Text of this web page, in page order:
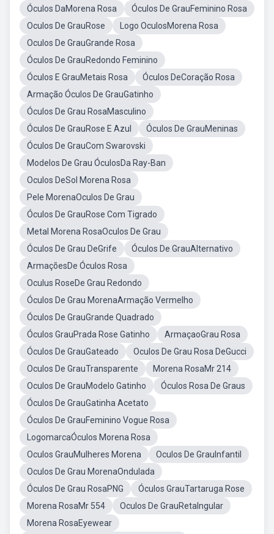
Óculos DaMorena Rosa
Óculos De GrauFeminino Rosa
Oculos De GrauRose
Logo OculosMorena Rosa
Oculos De GrauGrande Rosa
Óculos De GrauRedondo Feminino
Óculos E GrauMetais Rosa
Óculos DeCoração Rosa
Armação Óculos De GrauGatinho
Óculos De Grau RosaMasculino
Óculos De GrauRose E Azul
Óculos De GrauMeninas
Óculos De GrauCom Swarovski
Modelos De Grau ÓculosDa Ray-Ban
Oculos DeSol Morena Rosa
Pele MorenaOculos De Grau
Óculos De GrauRose Com Tigrado
Metal Morena RosaOculos De Grau
Óculos De Grau DeGrife
Óculos De GrauAlternativo
ArmaçõesDe Óculos Rosa
Oculus RoseDe Grau Redondo
Óculos De Grau MorenaArmação Vermelho
Óculos De GrauGrande Quadrado
Óculos GrauPrada Rose Gatinho
ArmaçaoGrau Rosa
Óculos De GrauGateado
Oculos De Grau Rosa DeGucci
Oculos De GrauTransparente
Morena RosaMr 214
Oculos De GrauModelo Gatinho
Óculos Rosa De Graus
Óculos De GrauGatinha Acetato
Óculos De GrauFeminino Vogue Rosa
LogomarcaÓculos Morena Rosa
Oculos GrauMulheres Morena
Oculos De GrauInfantil
Oculos De Grau MorenaOndulada
Óculos De Grau RosaPNG
Óculos GrauTartaruga Rose
Morena RosaMr 554
Oculos De GrauRetalngular
Morena RosaEyewear